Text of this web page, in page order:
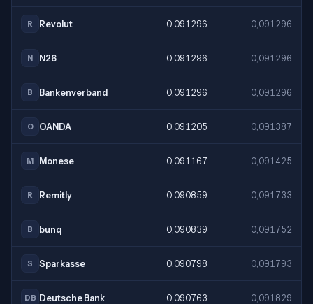
R Revolut 0,091296 0,091296
N N26 0,091296 0,091296
B Bankenverband 0,091296 0,091296
O OANDA 0,091205 0,091387
M Monese 0,091167 0,091425
R Remitly 0,090859 0,091733
B bunq 0,090839 0,091752
S Sparkasse 0,090798 0,091793
DB Deutsche Bank 0,090763 0,091829